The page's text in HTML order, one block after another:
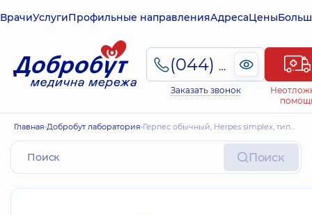
ВрачиУслугиПрофильные направленияАдресаЦены
(044) 495-2-888
Заказать звонок
Главная Добробут лаборатория Герпес обычный, Herpes simplex, типы 1/2 с дифференциацией, ДНК методом REAL TIME ПЦР – качественный
Поиск